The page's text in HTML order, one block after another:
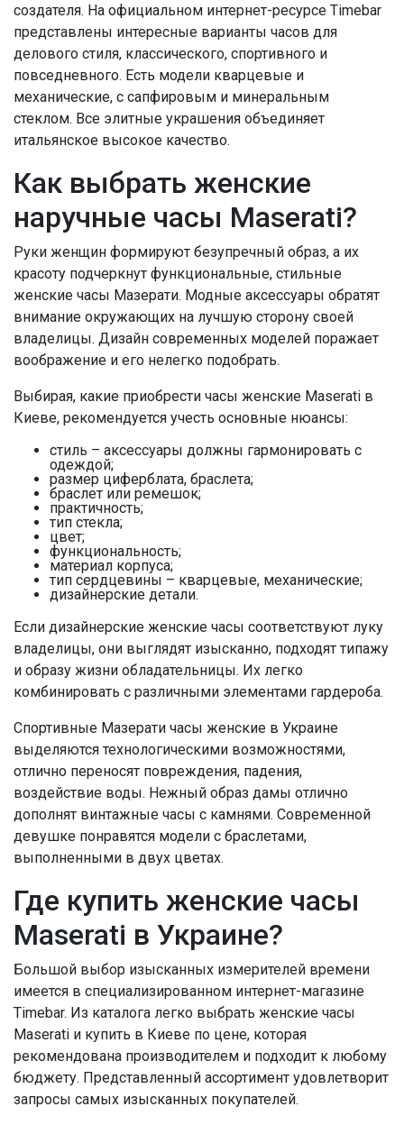
создателя. На официальном интернет-ресурсе Timebar
представлены интересные варианты часов для
делового стиля, классического, спортивного и
повседневного. Есть модели кварцевые и
механические, с сапфировым и минеральным
стеклом. Все элитные украшения объединяет
итальянское высокое качество.
Как выбрать женские
наручные часы Maserati?
Руки женщин формируют безупречный образ, а их
красоту подчеркнут функциональные, стильные
женские часы Мазерати. Модные аксессуары обратят
внимание окружающих на лучшую сторону своей
владелицы. Дизайн современных моделей поражает
воображение и его нелегко подобрать.
Выбирая, какие приобрести часы женские Maserati в
Киеве, рекомендуется учесть основные нюансы:
стиль – аксессуары должны гармонировать с
одеждой;
размер циферблата, браслета;
браслет или ремешок;
практичность;
тип стекла;
цвет;
функциональность;
материал корпуса;
тип сердцевины – кварцевые, механические;
дизайнерские детали.
Если дизайнерские женские часы соответствуют луку
владелицы, они выглядят изысканно, подходят типажу
и образу жизни обладательницы. Их легко
комбинировать с различными элементами гардероба.
Спортивные Мазерати часы женские в Украине
выделяются технологическими возможностями,
отлично переносят повреждения, падения,
воздействие воды. Нежный образ дамы отлично
дополнят винтажные часы с камнями. Современной
девушке понравятся модели с браслетами,
выполненными в двух цветах.
Где купить женские часы
Maserati в Украине?
Большой выбор изысканных измерителей времени
имеется в специализированном интернет-магазине
Timebar. Из каталога легко выбрать женские часы
Maserati и купить в Киеве по цене, которая
рекомендована производителем и подходит к любому
бюджету. Представленный ассортимент удовлетворит
запросы самых изысканных покупателей.